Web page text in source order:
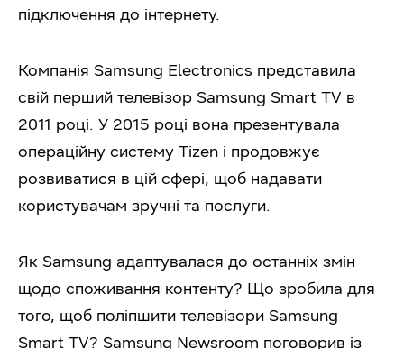
підключення до інтернету.
Компанія Samsung Electronics представила
свій перший телевізор Samsung Smart TV в
2011 році. У 2015 році вона презентувала
операційну систему Tizen і продовжує
розвиватися в цій сфері, щоб надавати
користувачам зручні та послуги.
Як Samsung адаптувалася до останніх змін
щодо споживання контенту? Що зробила для
того, щоб поліпшити телевізори Samsung
Smart TV? Samsung Newsroom поговорив із